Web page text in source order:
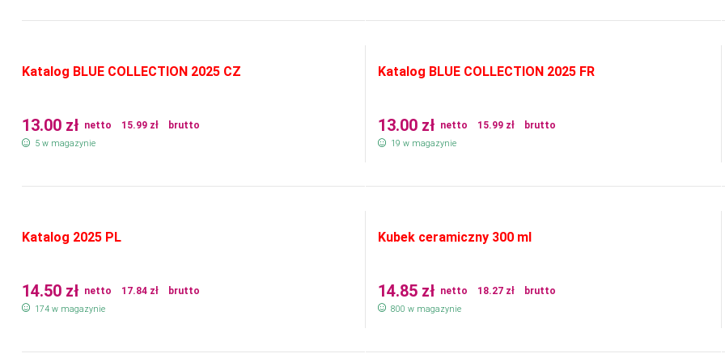
Katalog BLUE COLLECTION 2025 CZ
13.00 zł netto 15.99 zł brutto
5 w magazynie
Katalog BLUE COLLECTION 2025 FR
13.00 zł netto 15.99 zł brutto
19 w magazynie
Katalog 2025 PL
14.50 zł netto 17.84 zł brutto
174 w magazynie
Kubek ceramiczny 300 ml
14.85 zł netto 18.27 zł brutto
800 w magazynie